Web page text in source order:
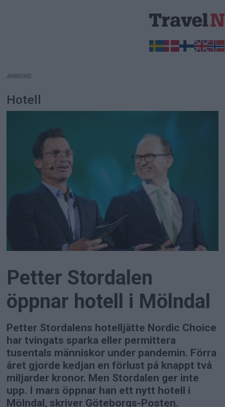
ANNONS
Hotell
Petter Stordalen
öppnar hotell i Mölndal
Petter Stordalens hotelljätte Nordic Choice
har tvingats sparka eller permittera
tusentals människor under pandemin. Förra
året gjorde kedjan en förlust på knappt två
miljarder kronor. Men Stordalen ger inte
upp. I mars öppnar han ett nytt hotell i
Mölndal, skriver Göteborgs-Posten.